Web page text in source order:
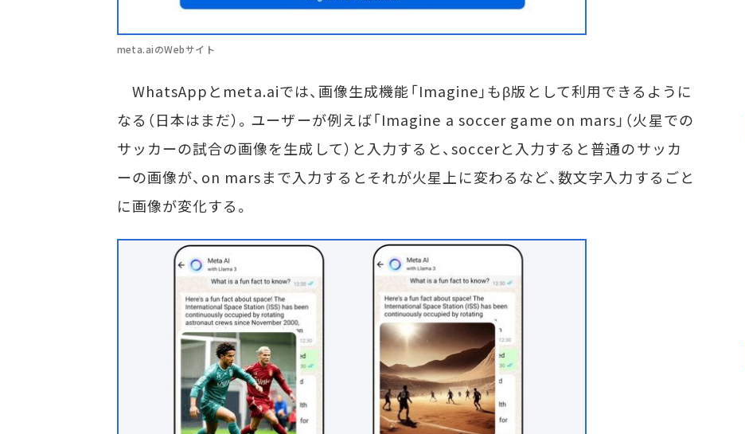
meta.aiのWebサイト
WhatsAppとmeta.aiでは、画像生成機能「Imagine」もβ版として利用できるように
なる（日本はまだ）。ユーザーが例えば「Imagine a soccer game on mars」（火星での
サッカーの試合の画像を生成して）と入力すると、soccerと入力すると普通のサッカ
ーの画像が、on marsまで入力するとそれが火星上に変わるなど、数文字入力するごと
に画像が変化する。